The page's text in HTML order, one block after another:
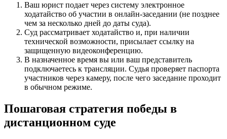
Ваш юрист подает через систему электронное
ходатайство об участии в онлайн-заседании (не позднее
чем за несколько дней до даты суда).
Суд рассматривает ходатайство и, при наличии
технической возможности, присылает ссылку на
защищенную видеоконференцию.
В назначенное время вы или ваш представитель
подключаетесь к трансляции. Судья проверяет паспорта
участников через камеру, после чего заседание проходит
в обычном режиме.
Пошаговая стратегия победы в
дистанционном суде